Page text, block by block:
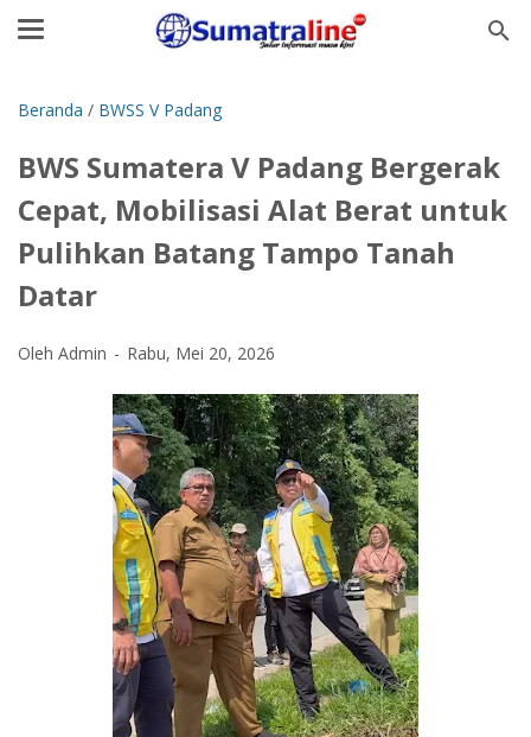
Beranda / BWSS V Padang
BWS Sumatera V Padang Bergerak
Cepat, Mobilisasi Alat Berat untuk
Pulihkan Batang Tampo Tanah
Datar
Oleh Admin Rabu, Mei 20, 2026